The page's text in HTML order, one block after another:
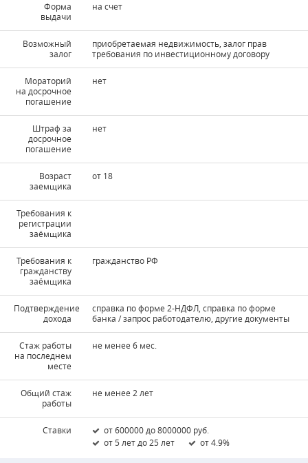
Форма
выдачи
на счет
Возможный
залог
приобретаемая недвижимость, залог прав
требования по инвестиционному договору
Мораторий
на досрочное
погашение
нет
Штраф за
досрочное
погашение
нет
Возраст
заемщика
от 18
Требования к
регистрации
заёмщика
Требования к
гражданству
заёмщика
гражданство РФ
Подтверждение
дохода
справка по форме 2-НДФЛ, справка по форме
банка / запрос работодателю, другие документы
Стаж работы
на последнем
месте
не менее 6 мес.
Общий стаж
работы
не менее 2 лет
Ставки
от 600000 до 8000000 руб.
от 5 лет до 25 лет
от 4.9%